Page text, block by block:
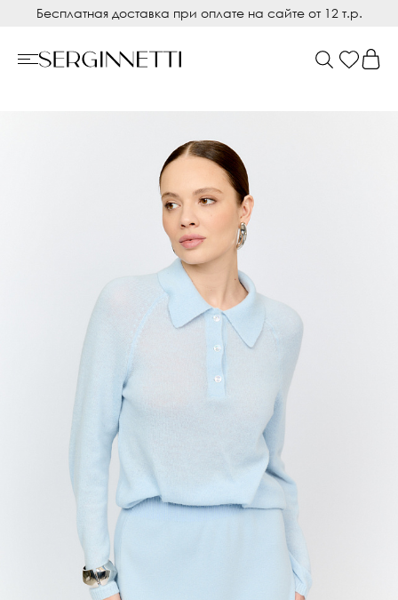
Бесплатная доставка при оплате на сайте от 12 т.р.